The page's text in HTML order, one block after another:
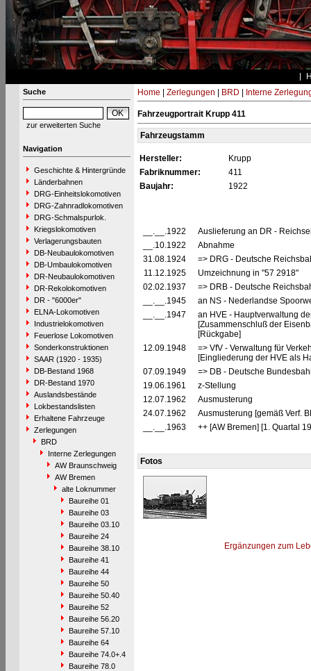
Suche
zur erweiterten Suche
Navigation
Geschichte & Hintergründe
Länderbahnen
DRG-Einheitslokomotiven
DRG-Zahnradlokomotiven
DRG-Schmalspurlok.
Kriegslokomotiven
Verlagerungsbauten
DB-Neubaulokomotiven
DB-Umbaulokomotiven
DR-Neubaulokomotiven
DR-Rekolokomotiven
DR - "6000er"
ELNA-Lokomotiven
Industrielokomotiven
Feuerlose Lokomotiven
Sonderkonstruktionen
SAAR (1920 - 1935)
DB-Bestand 1968
DR-Bestand 1970
Auslandsbestände
Lokbestandslisten
Erhaltene Fahrzeuge
Zerlegungen
BRD
Interne Zerlegungen
AW Braunschweig
AW Bremen
alte Loknummer
Baureihe 01
Baureihe 03
Baureihe 03.10
Baureihe 24
Baureihe 38.10
Baureihe 41
Baureihe 44
Baureihe 50
Baureihe 50.40
Baureihe 52
Baureihe 56.20
Baureihe 57.10
Baureihe 64
Baureihe 74.0+.4
Baureihe 78.0
Home Zerlegungen BRD Interne
Fahrzeugportrait Krupp 411
Fahrzeugstamm
Hersteller:
Krupp
Fabriknummer:
411
Baujahr:
1922
__.__.1922
Auslieferung an DR -
__.10.1922
Abnahme
31.08.1924
=> DRG - Deutsche
11.12.1925
Umzeichnung in "57 2918"
02.02.1937
=> DRB - Deutsche
__.__.1945
an NS - Nederlandse
__.__.1947
an HVE - Hauptverwaltung
[Zusammenschluß der
[Rückgabe]
12.09.1948
=> VfV - Verwaltung für
[Eingliederung der HVE als
07.09.1949
=> DB - Deutsche
19.06.1961
z-Stellung
12.07.1962
Ausmusterung
24.07.1962
Ausmusterung [gemäß Verf.
__.__.1963
++ [AW Bremen] [1. Quartal
Fotos
Ergänzungen zum